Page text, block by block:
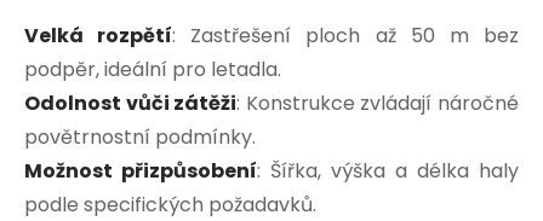
Velká rozpětí: Zastřešení ploch až 50 m bez
podpěr, ideální pro letadla.
Odolnost vůči zátěži: Konstrukce zvládají náročné
povětrnostní podmínky.
Možnost přizpůsobení: Šířka, výška a délka haly
podle specifických požadavků.